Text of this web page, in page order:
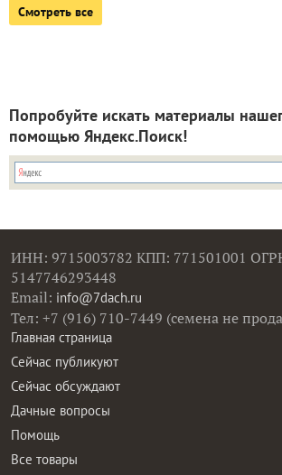
Смотреть все
Попробуйте искать материалы
помощью Яндекс.Поиск!
ИНН: 9715003782 КПП: 771501001
5147746293448
Email: info@7dach.ru
Тел: +7 (916) 710-7449 (семена не
Главная страница
Сейчас публикуют
Сейчас обсуждают
Дачные вопросы
Помощь
Все товары